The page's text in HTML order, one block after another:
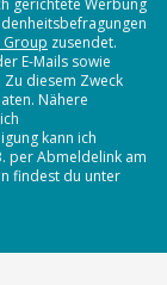
gerichtete Werbung
Group zusendet.
E-Mails sowie
diesem Zweck
Nähere
kann ich
per Abmeldelink am
findest du unter